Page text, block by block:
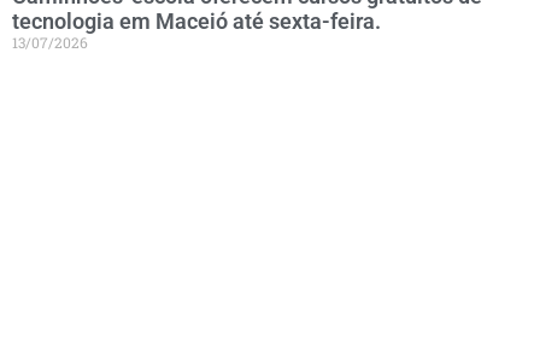
tecnologia em Maceió até sexta-feira.
13/07/2026